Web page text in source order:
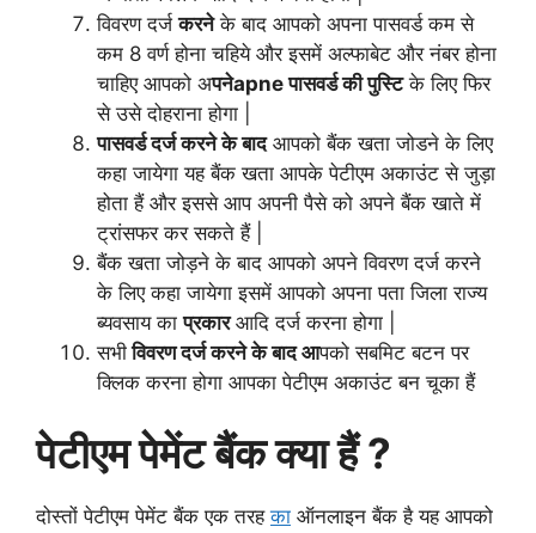
विवरणदर्ज करनेके बाद आपको अपना पासवर्ड कम से
कम 8 वर्ण होना चहिये और इसमें अल्फाबेट और नंबर होना
चाहिए आपको अपनेapne पासवर्ड की पुस्टिके लिए फिर
से उसे दोहराना होगा |
पासवर्ड दर्ज करने के बादआपको बैंक खता जोडने के लिए
कहा जायेगा यह बैंक खता आपके पेटीएम अकाउंट से जुड़ा
होता हैं और इससे आप अपनी पैसे को अपने बैंक खाते में
ट्रांसफर कर सकते हैं |
बैंक खता जोड़ने के बाद आपको अपने विवरण दर्ज करने
के लिए कहा जायेगा इसमें आपको अपना पता जिला राज्य
ब्यवसाय काप्रकारआदि दर्ज करना होगा |
सभीविवरण दर्ज करने के बाद आपको सबमिट बटन पर
क्लिक करना होगा आपका पेटीएम अकाउंट बन चूका हैं
पेटीएम पेमेंट बैंक क्या हैं ?
दोस्तों पेटीएम पेमेंट बैंक एक तरहका ऑनलाइन बैंक है यह आपको